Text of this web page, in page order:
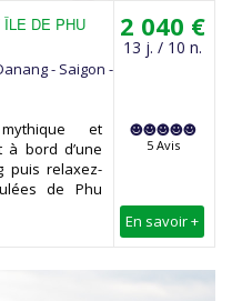
2 040 €
13 j. / 10 n.
5 Avis
En savoir +
DE PHU
- Saigon -
et
à bord d’une
puis relaxez-
de Phu